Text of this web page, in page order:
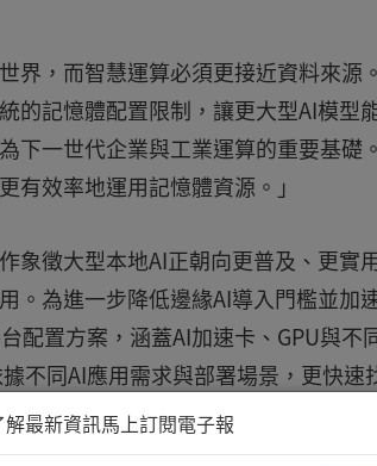
界，而智慧運算必須更接近資料來源
的記憶體配置限制，讓更大型AI模型
下一世代企業與工業運算的重要基礎
效率地運用記憶體資源。」
象徵大型本地AI正朝向更普及、更實
。為進一步降低邊緣AI導入門檻並加
配置方案，涵蓋AI加速卡、GPU與不
不同AI應用需求與部署場景，更快速
解最新資訊馬上訂閱電子報